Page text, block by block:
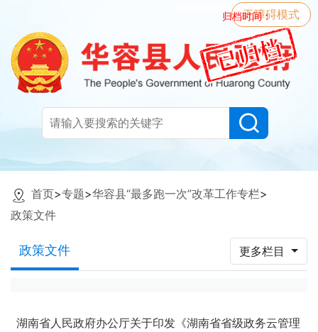
归档时间：
无障碍模式
首页>专题>华容县“最多跑一次”改革工作专栏>
政策文件
政策文件 更多栏目
湖南省人民政府办公厅关于印发《湖南省省级政务云管理